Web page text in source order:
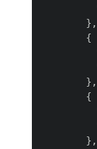
        },
        {
        },
        {
        },